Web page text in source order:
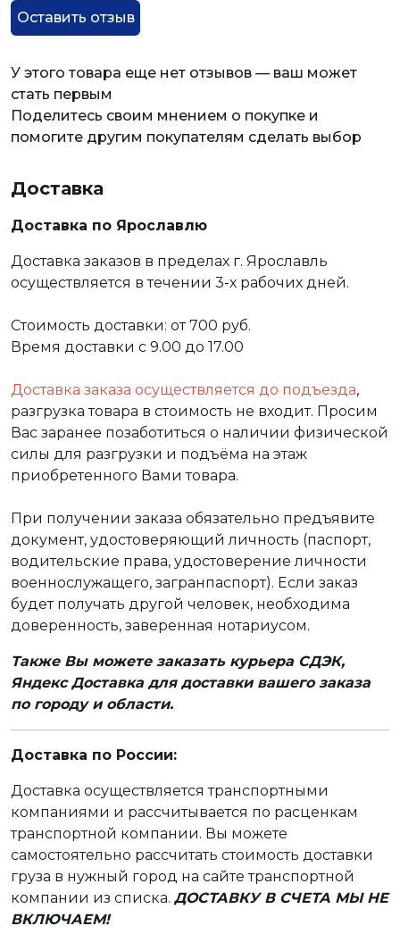
Оставить отзыв
У этого товара еще нет отзывов — ваш может
стать первым
Поделитесь своим мнением о покупке и
помогите другим покупателям сделать выбор
Доставка
Доставка по Ярославлю
Доставка заказов в пределах г. Ярославль
осуществляется в течении 3-х рабочих дней.
Стоимость доставки: от 700 руб.
Время доставки с 9.00 до 17.00
Доставка заказа осуществляется до подъезда,
разгрузка товара в стоимость не входит. Просим
Вас заранее позаботиться о наличии физической
силы для разгрузки и подъёма на этаж
приобретенного Вами товара.
При получении заказа обязательно предъявите
документ, удостоверяющий личность (паспорт,
водительские права, удостоверение личности
военнослужащего, загранпаспорт). Если заказ
будет получать другой человек, необходима
доверенность, заверенная нотариусом.
Также Вы можете заказать курьера СДЭК,
Яндекс Доставка для доставки вашего заказа
по городу и области.
Доставка по России:
Доставка осуществляется транспортными
компаниями и рассчитывается по расценкам
транспортной компании. Вы можете
самостоятельно рассчитать стоимость доставки
груза в нужный город на сайте транспортной
компании из списка. ДОСТАВКУ В СЧЕТА МЫ НЕ
ВКЛЮЧАЕМ!